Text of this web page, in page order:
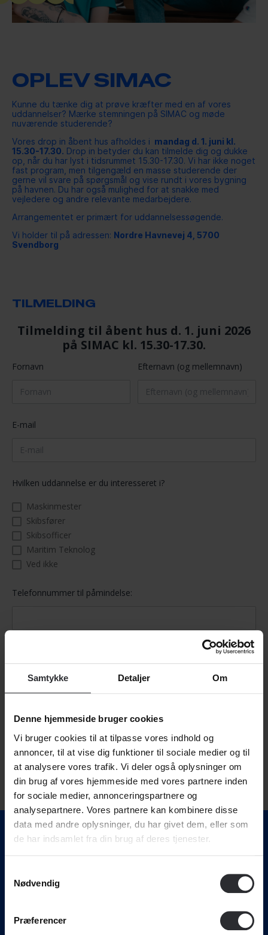
Samtykke Detaljer Om
Denne hjemmeside bruger cookies
Vi bruger cookies til at tilpasse vores indhold og
annoncer, til at vise dig funktioner til sociale medier og til
at analysere vores trafik. Vi deler også oplysninger om
din brug af vores hjemmeside med vores partnere inden
for sociale medier, annonceringspartnere og
analysepartnere. Vores partnere kan kombinere disse
data med andre oplysninger, du har givet dem, eller som
de har indsamlet fra din brug af deres tjenester.
Nødvendig
Præferencer
TIL UNDERVISERE OG
JOB
KONTAKT
ORGANISATIONEN
FORSKNING OG
UDVIKLING
KVALITETSSTYRING
ERASMUS+
BESTYRELSE
OPLEV SIMAC
Kunne du tænke dig at prøve kræfter med en af vores
uddannelser? Mærke stemningen på SIMAC og møde
nuværende studerende?
Vores drop in åbent hus afholdes i mandag d. 1. juni kl.
15.30-17.30. Drop in betyder du kan tilmelde dig og dukke
op, når du har lyst i tidsrummet 15.30-17.30. Vi har ikke noget
fast program, men tilgengæld en masse studerende der
gerne vil svare på spørgsmål og vise rundt i vores bygning
på havnen. Du har også mulighed for at snakke med
vejledere og andre relevante medarbejdere.
Arrangementet er primært for uddannelsessøgende.
Vi holder til på adressen: Nordre Havnevej 4, 5700
Svendborg
TILMELDING
Svendborg International Maritime Academy • Nordre
Havnevej 4, 5700 Svendborg . • Tlf. 72 21 55 00 •